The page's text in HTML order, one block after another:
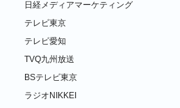
日経メディアマーケティング
テレビ東京
テレビ愛知
TVQ九州放送
BSテレビ東京
ラジオNIKKEI